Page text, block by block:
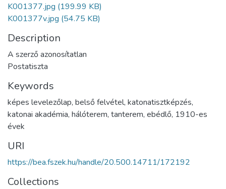
K001377.jpg (199.99 KB)
K001377v.jpg (54.75 KB)
Description
A szerző azonosítatlan
Postatiszta
Keywords
képes levelezőlap, belső felvétel, katonatisztképzés,
katonai akadémia, hálóterem, tanterem, ebédlő, 1910-es
évek
URI
https://bea.fszek.hu/handle/20.500.14711/172192
Collections